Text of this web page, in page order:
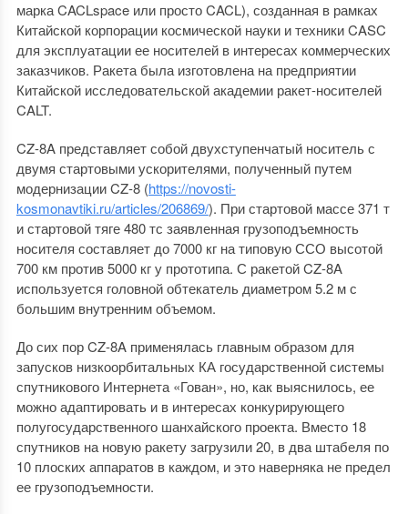
марка CACLspace или просто CACL), созданная в рамках
Китайской корпорации космической науки и техники CASC
для эксплуатации ее носителей в интересах коммерческих
заказчиков. Ракета была изготовлена на предприятии
Китайской исследовательской академии ракет-носителей
CALT.
CZ-8A представляет собой двухступенчатый носитель с
двумя стартовыми ускорителями, полученный путем
модернизации CZ-8 (https://novosti-
kosmonavtiki.ru/articles/206869/). При стартовой массе 371 т
и стартовой тяге 480 тс заявленная грузоподъемность
носителя составляет до 7000 кг на типовую ССО высотой
700 км против 5000 кг у прототипа. С ракетой CZ-8A
используется головной обтекатель диаметром 5.2 м с
большим внутренним объемом.
До сих пор CZ-8A применялась главным образом для
запусков низкоорбитальных КА государственной системы
спутникового Интернета «Гован», но, как выяснилось, ее
можно адаптировать и в интересах конкурирующего
полугосударственного шанхайского проекта. Вместо 18
спутников на новую ракету загрузили 20, в два штабеля по
10 плоских аппаратов в каждом, и это наверняка не предел
ее грузоподъемности.